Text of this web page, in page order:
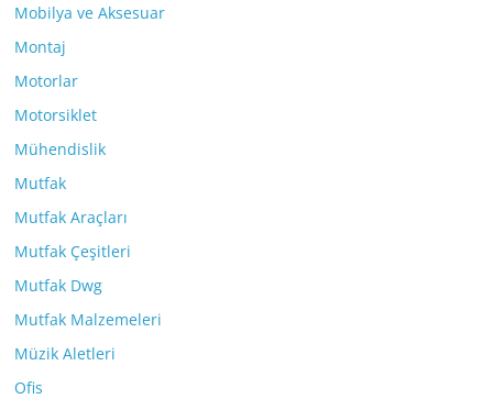
Mobilya ve Aksesuar
Montaj
Motorlar
Motorsiklet
Mühendislik
Mutfak
Mutfak Araçları
Mutfak Çeşitleri
Mutfak Dwg
Mutfak Malzemeleri
Müzik Aletleri
Ofis